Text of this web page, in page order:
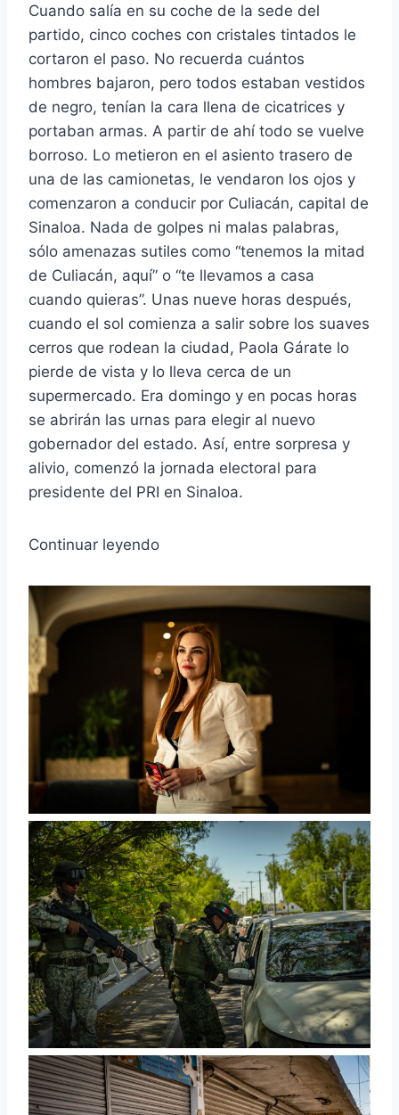
Cuando salía en su coche de la sede del
partido, cinco coches con cristales tintados le
cortaron el paso. No recuerda cuántos
hombres bajaron, pero todos estaban vestidos
de negro, tenían la cara llena de cicatrices y
portaban armas. A partir de ahí todo se vuelve
borroso. Lo metieron en el asiento trasero de
una de las camionetas, le vendaron los ojos y
comenzaron a conducir por Culiacán, capital de
Sinaloa. Nada de golpes ni malas palabras,
sólo amenazas sutiles como “tenemos la mitad
de Culiacán, aquí” o “te llevamos a casa
cuando quieras”. Unas nueve horas después,
cuando el sol comienza a salir sobre los suaves
cerros que rodean la ciudad, Paola Gárate lo
pierde de vista y lo lleva cerca de un
supermercado. Era domingo y en pocas horas
se abrirán las urnas para elegir al nuevo
gobernador del estado. Así, entre sorpresa y
alivio, comenzó la jornada electoral para
presidente del PRI en Sinaloa.
Continuar leyendo